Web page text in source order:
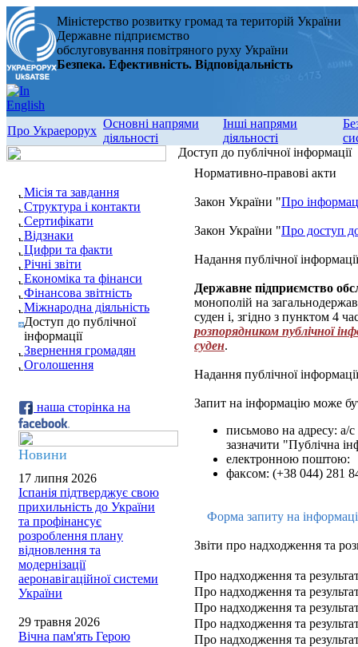
Міністерство розвитку громад та територій України
Державне підприємство
обслуговування повітряного руху України
Безпека. Ефективність. Відповідальність
Про Украерорух
Основні напрями
діяльності
Інші напрями
діяльності
Місія та завдання
Структура і контакти
Сертифікати
Відзнаки
Цифри та факти
Річні звіти
Економіка та фінанси
Фінансова звітність
Міжнародна діяльність
Доступ до публічної
інформації
Звернення громадян
Оголошення
наша сторінка на
Новини
17 липня 2026
Іспанія підтверджує свою
прихильність до України
та профінансує
розроблення плану
відновлення та
модернізації
аеронавігаційної системи
України
29 травня 2026
Вічна пам'ять Герою
Доступ до публічної інформації
Нормативно-правові акти
Закон України "Про
Закон України "Про доступ
Надання публічної інформації
Державне підприємство
монополій на
суден і, згідно з пунктом 4
розпорядником публічної
суден.
Надання публічної
Запит на інформацію може
письмово на адресу: а/
зазначити "Публічна
електронною поштою:
факсом: (+38 044) 281
Форма запиту на
Звіти про надходження та
Про надходження та
Про надходження та
Про надходження та
Про надходження та
Про надходження та